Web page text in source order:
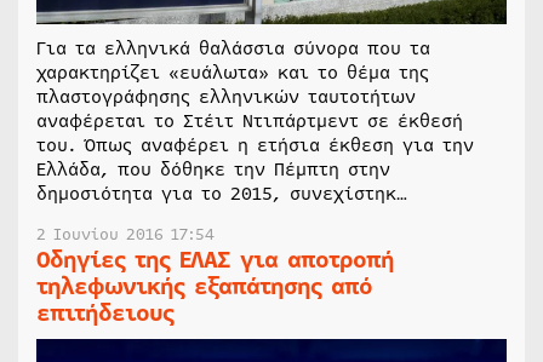
Για τα ελληνικά θαλάσσια σύνορα που τα
χαρακτηρίζει «ευάλωτα» και το θέμα της
πλαστογράφησης ελληνικών ταυτοτήτων
αναφέρεται το Στέιτ Ντιπάρτμεντ σε έκθεσή
του. Όπως αναφέρει η ετήσια έκθεση για την
Ελλάδα, που δόθηκε την Πέμπτη στην
δημοσιότητα για το 2015, συνεχίστηκ…
2 Ιουνίου 2016 17:54
Οδηγίες της ΕΛΑΣ για αποτροπή
τηλεφωνικής εξαπάτησης από
επιτήδειους